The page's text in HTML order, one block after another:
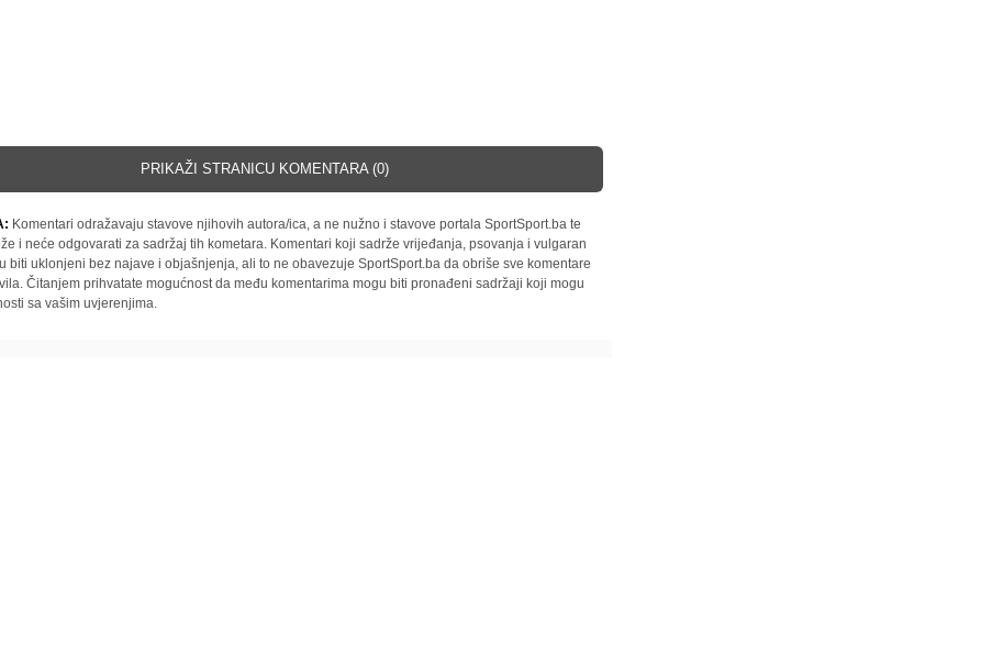
PRIKAŽI STRANICU KOMENTARA (0)
Komentari odražavaju stavove njihovih autora/ica, a ne nužno i stavove portala SportSport.ba te
i neće odgovarati za sadržaj tih kometara. Komentari koji sadrže vrijeđanja, psovanja i vulgaran
biti uklonjeni bez najave i objašnjenja, ali to ne obavezuje SportSport.ba da obriše sve komentare
Čitanjem prihvatate mogućnost da među komentarima mogu biti pronađeni sadržaji koji mogu
sa vašim uvjerenjima.